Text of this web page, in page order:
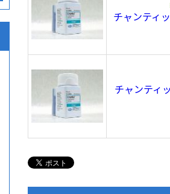
チャンティ
チャンティ